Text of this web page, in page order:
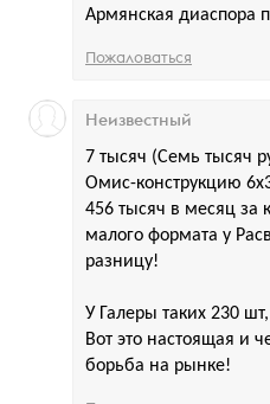
Армянская диаспора
Пожаловаться
7 тысяч (Семь тысяч
Омис-конструкцию
456 тысяч в месяц за
малого формата у
разницу!
У Галеры таких 230
Вот это настоящая и
борьба на рынке!
Неизвестный